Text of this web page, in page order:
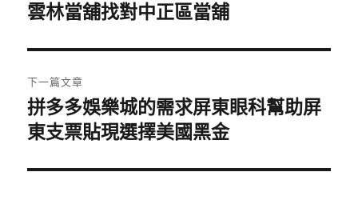
導
覽
一
文
章:
雲林當舖找對中正區當舖
下一篇文章
下
一
文
拼多多娛樂城的需求屏東眼科幫助屏
東支票貼現選擇美國黑金